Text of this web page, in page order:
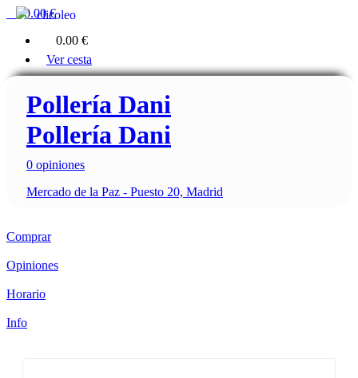
0.00 €
clicoleo
0.00 €
Ver cesta
Pollería Dani
Pollería Dani
0 opiniones
Mercado de la Paz - Puesto 20, Madrid
Comprar
Opiniones
Horario
Info